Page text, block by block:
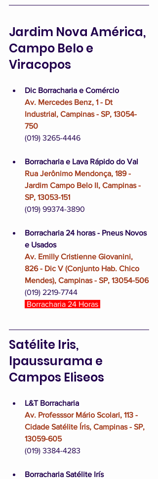
Jardim Nova América,
Campo Belo e
Viracopos
Dic Borracharia e Comércio
Av. Mercedes Benz, 1 - Dt
Industrial, Campinas - SP, 13054-
750
(019) 3265-4446
Borracharia e Lava Rápido do Val
Rua Jerônimo Mendonça, 189 -
Jardim Campo Belo II, Campinas -
SP, 13053-151
(019) 99374-3890
Borracharia 24 horas - Pneus Novos
e Usados
Av. Emilly Cristienne Giovanini,
826 - Dic V (Conjunto Hab. Chico
Mendes), Campinas - SP, 13054-506
(019) 2219-7744
Borracharia 24 Horas
Satélite Iris,
Ipaussurama e
Campos Eliseos
L&T Borracharia
Av. Professsor Mário Scolari, 113 -
Cidade Satélite Íris, Campinas - SP,
13059-605
(019) 3384-4283
Borracharia Satélite Irís